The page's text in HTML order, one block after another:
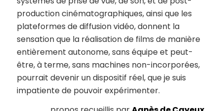
production cinématographiques, ainsi que les
plateformes de diffusion vidéo, donnent la
sensation que la réalisation de films de manière
entièrement autonome, sans équipe et peut-
être, à terme, sans machines non-incorporées,
pourrait devenir un dispositif réel, que je suis
impatiente de pouvoir expérimenter.